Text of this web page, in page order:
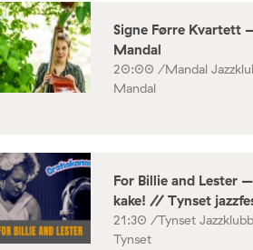
Signe Førre Kvartett
Mandal
20:00 /Mandal
Mandal
For Billie and Lester
kake! // Tynset
21:30 /Tynset
Tynset